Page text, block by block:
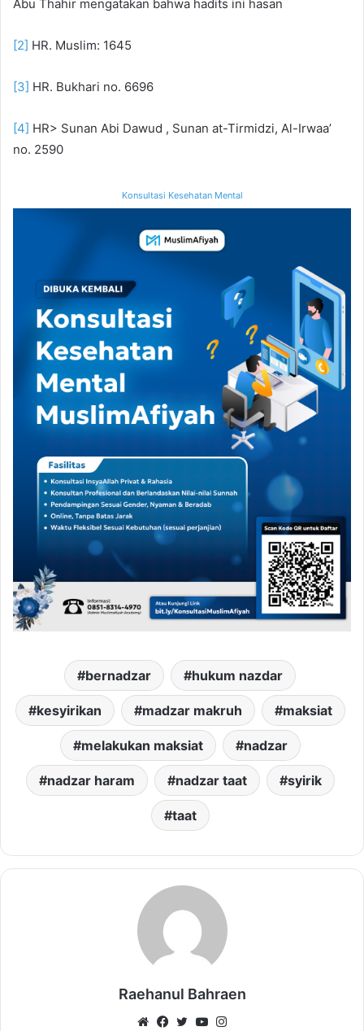
Abu Thahir mengatakan bahwa hadits ini hasan
[2] HR. Muslim: 1645
[3] HR. Bukhari no. 6696
[4] HR> Sunan Abi Dawud , Sunan at-Tirmidzi, Al-Irwaa’
no. 2590
Konsultasi Kesehatan Mental
bernadzar hukum nazdar
kesyirikan madzar makruh maksiat
melakukan maksiat nadzar
nadzar haram nadzar taat syirik
taat
Raehanul Bahraen
WebsiteFacebook
TwitterYouTube